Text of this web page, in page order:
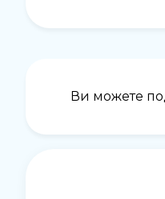
Ви можете